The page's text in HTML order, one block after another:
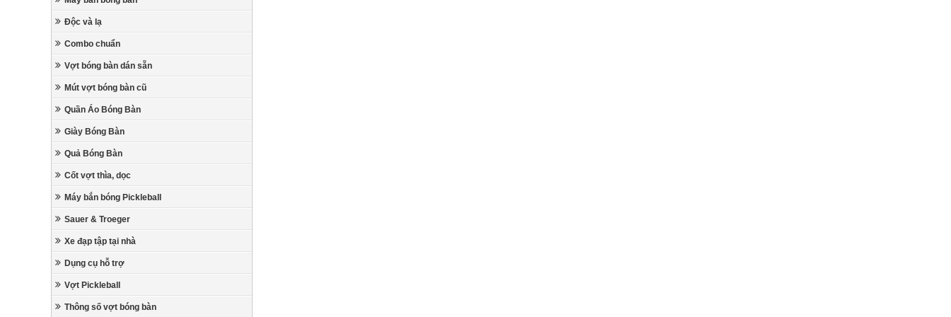
Độc và lạ
Combo chuẩn
Vợt bóng bàn dán sẵn
Mút vợt bóng bàn cũ
Quần Áo Bóng Bàn
Giày Bóng Bàn
Quả Bóng Bàn
Cốt vợt thìa, dọc
Máy bắn bóng Pickleball
Sauer & Troeger
Xe đạp tập tại nhà
Dụng cụ hỗ trợ
Vợt Pickleball
Thông số vợt bóng bàn